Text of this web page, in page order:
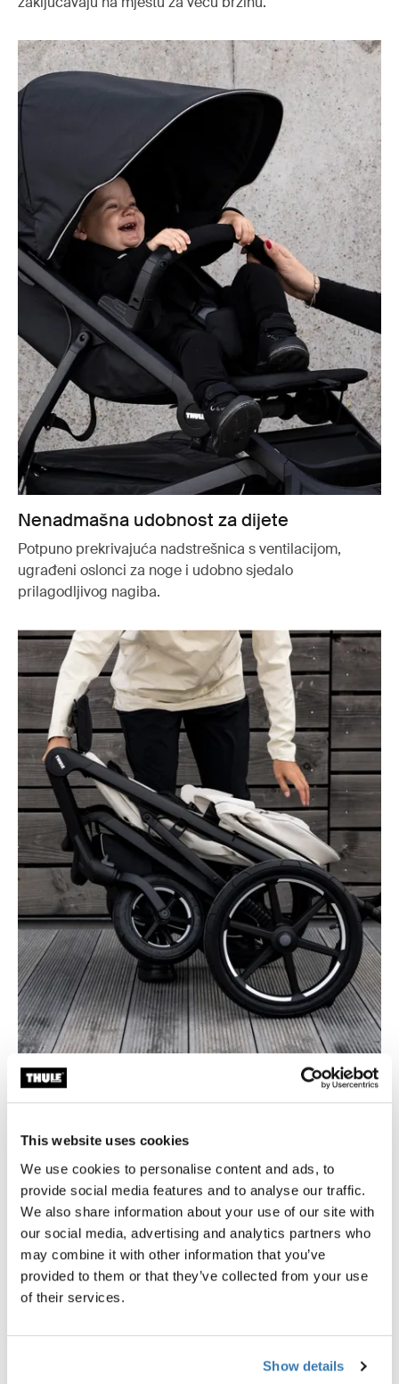
This website uses cookies
We use cookies to personalise content and ads, to
provide social media features and to analyse our traffic.
We also share information about your use of our site with
our social media, advertising and analytics partners who
may combine it with other information that you’ve
provided to them or that they’ve collected from your use
of their services.
Show details
Nenadmašna udobnost za dijete
Potpuno prekrivajuća nadstrešnica s ventilacijom,
ugrađeni oslonci za noge i udobno sjedalo
prilagodljivog nagiba.
Jednostavno sklapanje jednom rukom
Jednostavno i kompaktno sklapanje jednom rukom sa
značajkom samostalnog stajanja za jednostavno
skladištenje i prijevoz.